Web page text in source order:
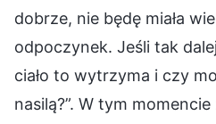
dobrze, nie będę miała
odpoczynek. Jeśli tak
ciało to wytrzyma i czy
nasilą?”. W tym